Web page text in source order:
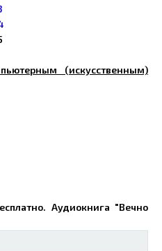
(искусственным)
Аудиокнига "Вечно